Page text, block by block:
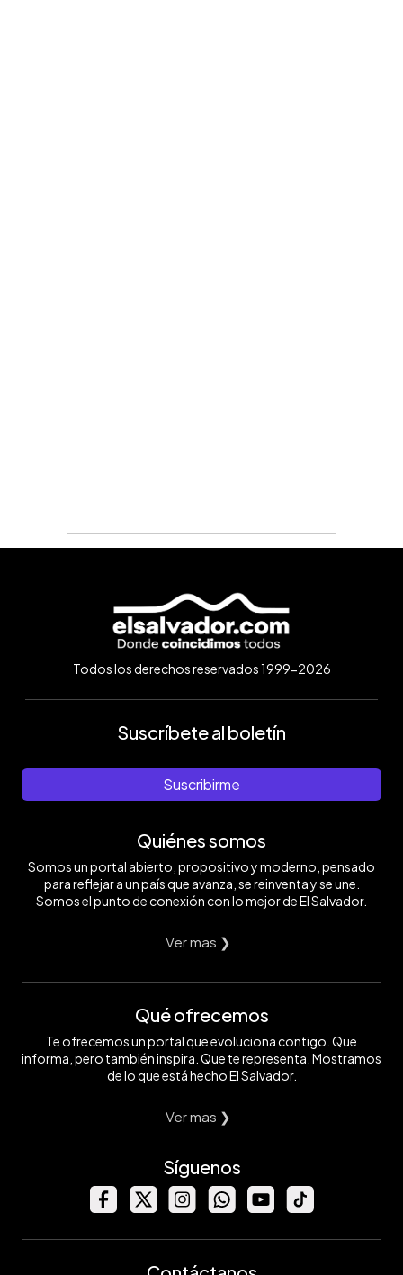
Todos los derechos reservados 1999-2026
Suscríbete al boletín
Suscribirme
Quiénes somos
Somos un portal abierto, propositivo y moderno, pensado
para reflejar a un país que avanza, se reinventa y se une.
Somos el punto de conexión con lo mejor de El Salvador.
Ver mas ❯
Qué ofrecemos
Te ofrecemos un portal que evoluciona contigo. Que
informa, pero también inspira. Que te representa. Mostramos
de lo que está hecho El Salvador.
Ver mas ❯
Síguenos